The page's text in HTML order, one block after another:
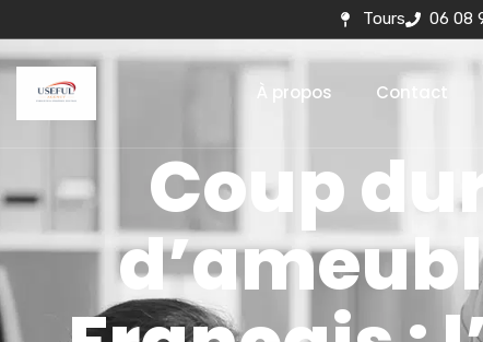
Tours 06 08
À propos Contact
Coup